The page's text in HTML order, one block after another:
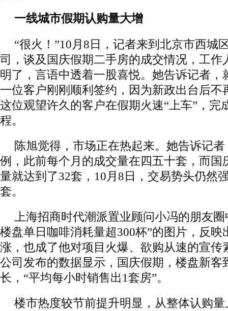
一线城市假期认购量大增
“很火！”10月8日，记者来到北京市西城
司，谈及国庆假期二手房的成交情况，工作
明了，言语中透着一股喜悦。她告诉记者，
一位客户刚刚顺利签约，因为新政出台后不
这位观望许久的客户在假期火速“上车”，完
程。
陈旭觉得，市场正在热起来。她告诉记
例，此前每个月的成交量在四五十套，而国
量就达到了32套，10月8日，交易势头仍然
套。
上海招商时代潮派置业顾问小冯的朋友
楼盘单日咖啡消耗量超300杯”的图片，反映
涨，也成了他对项目火爆、欲购从速的宣传
公司发布的数据显示，国庆假期，楼盘新客
长，“平均每小时销售出1套房”。
楼市热度较节前提升明显，从整体认购